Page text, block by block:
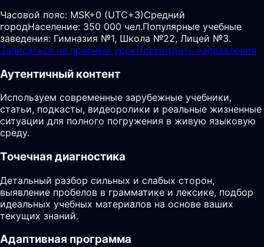
Часовой пояс: MSK+0 (UTC+3)Средний
городНаселение: 350 000 чел.Популярные учебные
заведения: Гимназия №1, Школа №22, Лицей №3.
Записаться на пробный урокПосмотреть направления
Аутентичный контент
Используем современные зарубежные учебники,
статьи, подкасты, видеоролики и реальные жизненные
ситуации для полного погружения в живую языковую
среду.
Точечная диагностика
Детальный разбор сильных и слабых сторон,
выявление пробелов в грамматике и лексике, подбор
идеальных учебных материалов на основе ваших
текущих знаний.
Адаптивная программа